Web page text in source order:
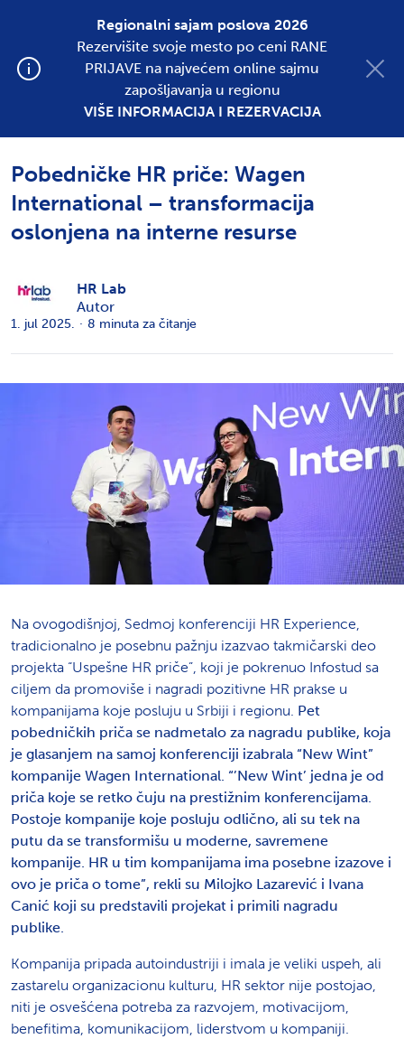
Regionalni sajam poslova 2026
Rezervišite svoje mesto po ceni RANE
PRIJAVE na najvećem online sajmu
zapošljavanja u regionu
VIŠE INFORMACIJA I REZERVACIJA
Postavite oglas
Pobedničke HR priče: Wagen
International – transformacija
oslonjena na interne resurse
HR Lab
Autor
1. jul 2025. · 8 minuta za čitanje
Na ovogodišnjoj, Sedmoj konferenciji HR Experience,
tradicionalno je posebnu pažnju izazvao takmičarski deo
projekta “Uspešne HR priče”, koji je pokrenuo Infostud sa
ciljem da promoviše i nagradi pozitivne HR prakse u
kompanijama koje posluju u Srbiji i regionu. Pet
pobedničkih priča se nadmetalo za nagradu publike, koja
je glasanjem na samoj konferenciji izabrala “New Wint”
kompanije Wagen International. “’New Wint’ jedna je od
priča koje se retko čuju na prestižnim konferencijama.
Postoje kompanije koje posluju odlično, ali su tek na
putu da se transformišu u moderne, savremene
kompanije. HR u tim kompanijama ima posebne izazove i
ovo je priča o tome”, rekli su Milojko Lazarević i Ivana
Canić koji su predstavili projekat i primili nagradu
publike.
Kompanija pripada autoindustriji i imala je veliki uspeh, ali
zastarelu organizacionu kulturu, HR sektor nije postojao,
niti je osvešćena potreba za razvojem, motivacijom,
benefitima, komunikacijom, liderstvom u kompaniji.